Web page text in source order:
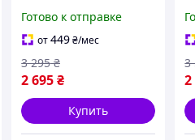
массивной толстой
подошве и высокой
платформе
Готово к отправке
от449₴/мес
2 695₴
3 295 ₴
Купить
2
3